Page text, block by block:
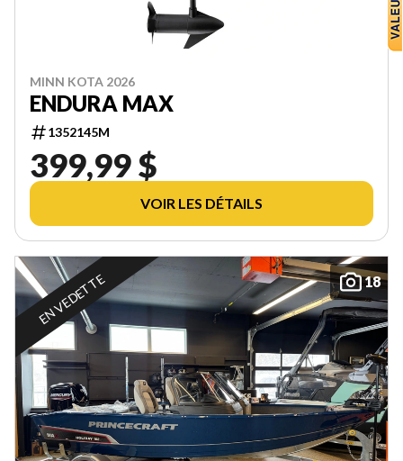
MINN KOTA 2026
ENDURA MAX
1352145M
399,99 $
VOIR LES DÉTAILS
18
EN VEDETTE